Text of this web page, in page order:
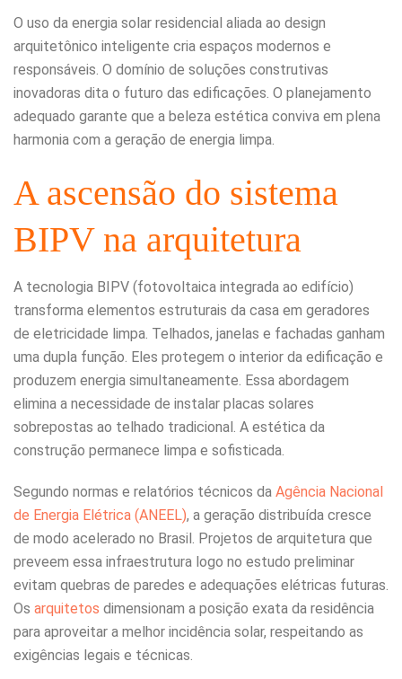
O uso da energia solar residencial aliada ao design
arquitetônico inteligente cria espaços modernos e
responsáveis. O domínio de soluções construtivas
inovadoras dita o futuro das edificações. O planejamento
adequado garante que a beleza estética conviva em plena
harmonia com a geração de energia limpa.
A ascensão do sistema
BIPV na arquitetura
A tecnologia BIPV (fotovoltaica integrada ao edifício)
transforma elementos estruturais da casa em geradores
de eletricidade limpa. Telhados, janelas e fachadas ganham
uma dupla função. Eles protegem o interior da edificação e
produzem energia simultaneamente. Essa abordagem
elimina a necessidade de instalar placas solares
sobrepostas ao telhado tradicional. A estética da
construção permanece limpa e sofisticada.
Segundo normas e relatórios técnicos da Agência Nacional
de Energia Elétrica (ANEEL), a geração distribuída cresce
de modo acelerado no Brasil. Projetos de arquitetura que
preveem essa infraestrutura logo no estudo preliminar
evitam quebras de paredes e adequações elétricas futuras.
Os arquitetos dimensionam a posição exata da residência
para aproveitar a melhor incidência solar, respeitando as
exigências legais e técnicas.